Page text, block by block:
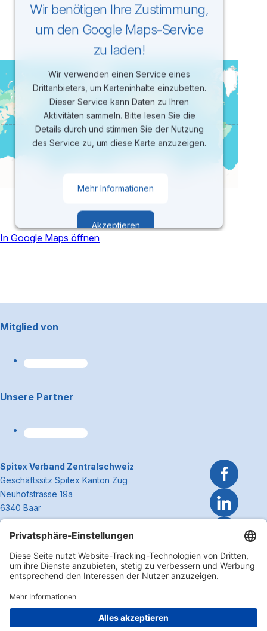
Wir benötigen Ihre Zustimmung,
um den Google Maps-Service
zu laden!
Wir verwenden einen Service eines
Drittanbieters, um Karteninhalte einzubetten.
Dieser Service kann Daten zu Ihren
Aktivitäten sammeln. Bitte lesen Sie die
Details durch und stimmen Sie der Nutzung
des Service zu, um diese Karte anzuzeigen.
Mehr Informationen
Akzeptieren
In Google Maps öffnen
Footerbereich
Mitglied von
Unsere Partner
~Kontaktinformationen
Spitex Verband Zentralschweiz
Geschäftssitz Spitex Kanton Zug
Neuhofstrasse 19a
6340 Baar
Telefon 041 362 27 37
info@spitexzentralschweiz.ch
DisclaimerDatenschutzerklärung